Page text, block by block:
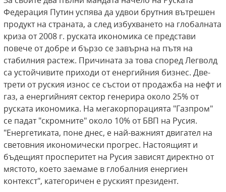
Федерация Путин успява да удвои брутния вътрешен
продукт на страната, а след избухването на глобалната
криза от 2008 г. руската икономика се представи
повече от добре и бързо се завърна на пътя на
стабилния растеж. Причината за това според Легволд
са устойчивите приходи от енергийния бизнес. Две-
трети от руския износ се състои от продажба на нефт и
газ, а енергийният сектор генерира около 25% от
руската икономика. На мегакорпорацията "Газпром"
се падат "скромните" около 10% от БВП на Русия.
"Енергетиката, поне днес, е най-важният двигател на
световния икономически прогрес. Настоящият и
бъдещият просперитет на Русия зависят директно от
мястото, което заемаме в глобалния енергиен
контекст", категоричен е руският президент.